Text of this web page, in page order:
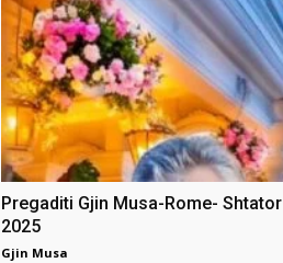
Pregaditi Gjin Musa-Rome- Shtator
2025
Gjin Musa